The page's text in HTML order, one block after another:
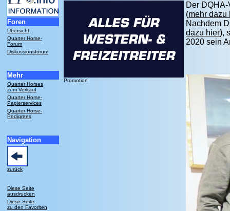
Foren
Übersicht
Quarter Horse-
Forum
Diskussionsforum
Mehr
Quarter Horses
zum Verkauf
Quarter Horse-
Papierservices
Quarter Horse-
Pedigrees
Navigation
zurück
Diese Seite
ausdrucken
Diese Seite
zu den Favoriten
Promotion
Der
(mehr dazu
Nachdem
dazu hier),
2020 sein